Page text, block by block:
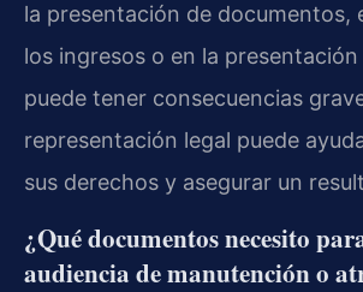
la presentación de documentos,
los ingresos o en la
puede tener consecuencias
representación legal puede
sus derechos y asegurar un
¿Qué documentos necesito
audiencia de manutención o